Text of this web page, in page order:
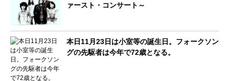
ァースト・コンサート～
本日11月23日は小室等の誕生日。フォークソン
グの先駆者は今年で72歳となる。